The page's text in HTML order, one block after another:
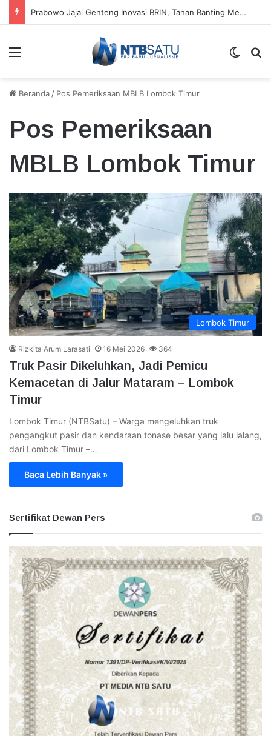
Prabowo Jajal Genteng Inovasi BRIN, Tahan Banting Meski Dilempar dan Diinjak
Menu
Beranda / Pos Pemeriksaan MBLB Lombok Timur
Pos Pemeriksaan
MBLB Lombok Timur
Lombok Timur
Rizkita Arum Larasati 16 Mei 2026 364
Truk Pasir Dikeluhkan, Jadi Pemicu
Kemacetan di Jalur Mataram – Lombok
Timur
Lombok Timur (NTBSatu) – Warga mengeluhkan truk
pengangkut pasir dan kendaraan tonase besar yang lalu lalang,
dari Lombok Timur –…
Baca Lebih Banyak »
Sertifikat Dewan Pers